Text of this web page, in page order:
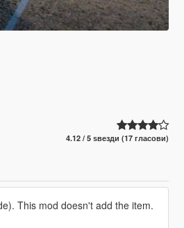
4.12 / 5 ѕвезди (17 гласови)
This mod doesn't add the item.